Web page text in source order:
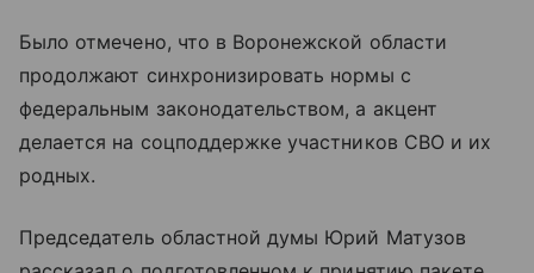
Было отмечено, что в Воронежской области
продолжают синхронизировать нормы с
федеральным законодательством, а акцент
делается на соцподдержке участников СВО и их
родных.
Председатель областной думы Юрий Матузов